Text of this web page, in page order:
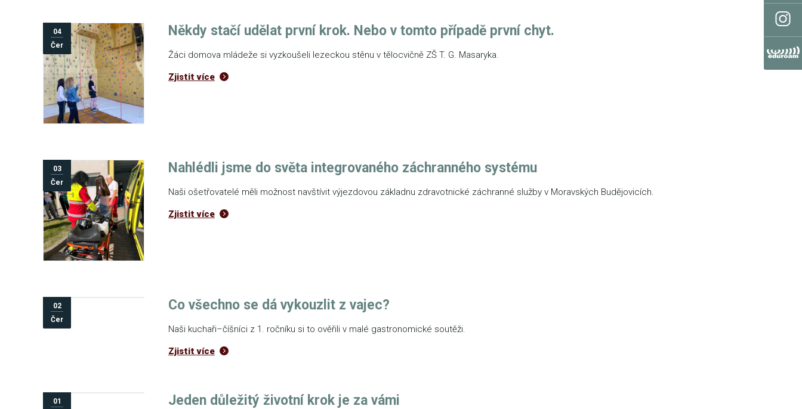
04
Čer
Někdy stačí udělat první krok. Nebo v tomto případě první chyt.
Žáci domova mládeže si vyzkoušeli lezeckou stěnu v tělocvičně ZŠ T. G. Masaryka.
Zjistit více
03
Čer
Nahlédli jsme do světa integrovaného záchranného systému
Naši ošetřovatelé měli možnost navštívit výjezdovou základnu zdravotnické záchranné služby v Moravských Budějovicích.
Zjistit více
02
Čer
Co všechno se dá vykouzlit z vajec?
Naši kuchaři–číšníci z 1. ročníku si to ověřili v malé gastronomické soutěži.
Zjistit více
01
Jeden důležitý životní krok je za vámi